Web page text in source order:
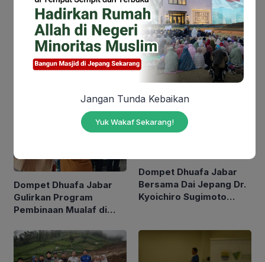
Dompet Dhuafa Jabar
You might also like
Dompet Dhuafa Jabar
Gulirkan Program
Pembinaan Mualaf di
Dompet Dhuafa Jabar
Bersama Dai Jepang Dr.
Kyoichiro Sugimoto
Geliat Islam di Negeri
Jangan Tunda Kebaikan
Yuk Wakaf Sekarang!